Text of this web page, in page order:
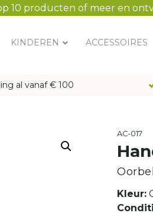
10 producten of meer en
KINDEREN ACCESSOIRES
al vanaf € 100
AC-017
Oorbel
Kleur: